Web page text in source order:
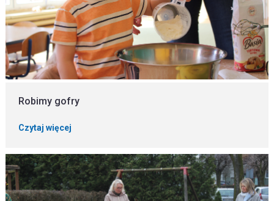
Robimy gofry
Czytaj więcej